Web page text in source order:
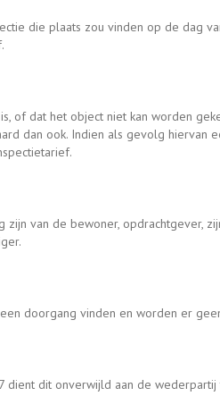
die plaats zou vinden op de dag
of dat het object niet kan worden
dan ook. Indien als gevolg hiervan
van de bewoner, opdrachtgever,
doorgang vinden en worden er
dit onverwijld aan de